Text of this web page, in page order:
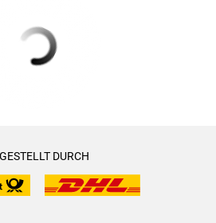
DURCH